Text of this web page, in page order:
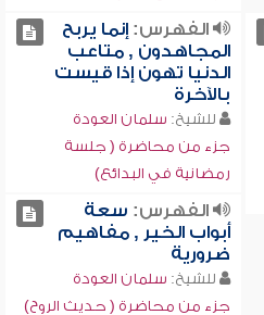
الفهرس:إنما يربح
المجاهدون , متاعب
الدنيا تهون إذا قيست
بالآخرة
للشيخ: سلمان العودة
جزء من محاضرة ( جلسة
رمضانية في البدائع)
الفهرس: سعة
أبواب الخير , مفاهيم
ضرورية
للشيخ: سلمان العودة
جزء من محاضرة ( حديث الروح)